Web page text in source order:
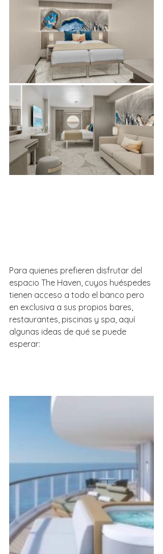
Para quienes prefieren disfrutar del
espacio The Haven, cuyos huéspedes
tienen acceso a todo el banco pero
en exclusiva a sus propios bares,
restaurantes, piscinas y spa, aquí
algunas ideas de qué se puede
esperar: